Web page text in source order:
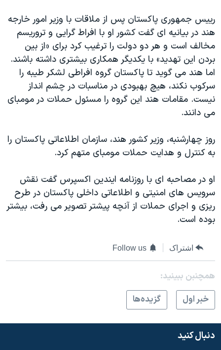
آرشیو پخش زنده
مجموعه مستندهای دادخواهی
تریبونال مردمی آبان ۹۸
دادگاه حمید نوری
چهل سال گروگان‌گیری
قانون شفافیت دارائی کادر رهبری ایران
اعتراضات مردمی آبان ۹۸
نرگس محمدی برنده جایزه نوبل صلح
صفحه‌های ویژه
سفر پرزیدنت ترامپ به چین
رییس جمهوری پاکستان پس از ملاقات با وزیر امور خارجه
هند در بیانیه ای گفت کشور او با افراط گرایی و تروریسم
مخالف است و هر دو دولت را ترغیب کرد برای «از بین
بردن این تهدید» با یکدیگر همکاری بیشتری داشته باشند.
اما هند می گوید تا پاکستان گروه افراطی لشکر طیبه را
سرکوب نکند، هیچ بهبودی در مناسبات در چشم انداز
نیست. مقامات هند این گروه را مسئول حملات در مومبای
می دانند.
روز چهارشنبه، وزیر کشور هند، سازمان اطلاعاتی پاکستان را
به کنترل و هدایت حملات مومبای متهم کرد.
او در مصاحبه ای با روزنامه ایندین اکسپرس گفت نقش
سرویس های امنیتی و اطلاعاتی داخلی پاکستان در طرح
ریزی و اجرای حملات از آنچه پیشتر تصویر می رفت، بیشتر
بوده است.
اشتراک Follow us
همچنبن ببینید:
خبر اول
گزيده‌ها
دنبال کنید